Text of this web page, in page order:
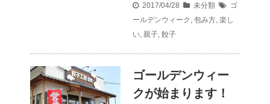
2017/04/28 未分類
ゴ
ールデンウィーク 包み方 楽し
い 親子 餃子
ゴールデンウィー
クが始まります！